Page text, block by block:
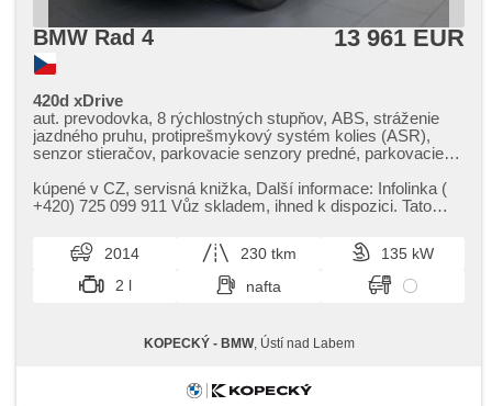
BMW Rad 4 13 961 EUR
420d xDrive
aut. prevodovka, 8 rýchlostných stupňov, ABS, stráženie
jazdného pruhu, protiprešmykový systém kolies (ASR),
senzor stieračov, parkovacie senzory predné, parkovacie
kamera, 6x airbag, airbag vodiča, centrálne zamykanie, aut.
zabrždenie v kopci, bezkľúčové startovanie, bluetooth,
head-up display, HiFi systém, Hliníkové obložení interiéru,
klimatizácia, palubný počítač, delené zadné sedadlá, senzor
tlaku v pneumatikách, Středová loketní opěrka, USB,
vyhrievané sedadlá, pohon 4 x 4, multifunkčný volant,
kúpené v CZ,​ servisná knižka,​ Další informace: Infolinka (​
+420) 725 099 911 Vůz skladem,​ ihned k dispozici. Tato
2014 230 tkm
135 kW
2 l
nafta
KOPECKÝ - BMW, Ústí nad Labem